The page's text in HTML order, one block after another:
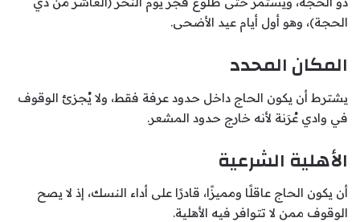
الحجة)، وهو أول أيام عيد الأضحى.
المكان المحدد
يشترط أن يكون الحاج داخل حدود عرفة فقط، ولا يُجزئ الوقوف
في وادي عُرَنة لأنه خارج حدود المشعر.
الأهلية الشرعية
أن يكون الحاج عاقلًا ومميزًا، قادرًا على أداء النسك، إذ لا يصح
الوقوف ممن لا تتوافر فيه الأهلية.